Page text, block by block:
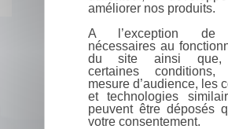
améliorer nos produits.
A l’exception de
nécessaires au
du site ainsi que,
certaines
mesure d’audience, les
et technologies
peuvent être déposés
votre consentement.